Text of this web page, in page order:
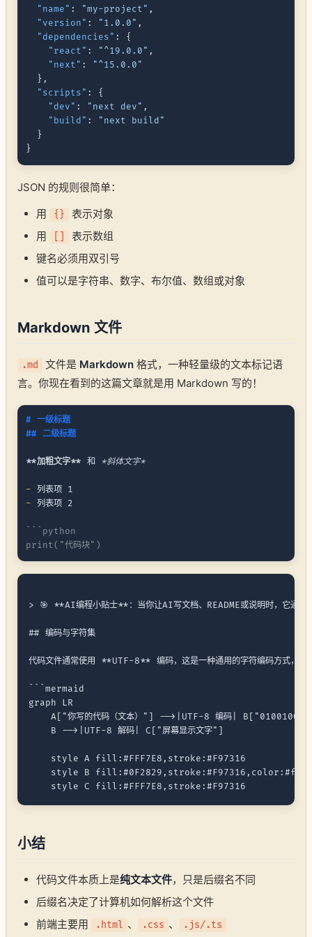
"name" : "my-project" ,
"version" : "1.0.0" ,
"dependencies" :
{
"react" : "^19.0.0" ,
"next" :
"^15.0.0"
} ,
"scripts" :
{
"dev" : "next dev" ,
"build" :
"next build"
}
}
JSON 的规则很简单：
用
{}
表示对象
用
表示数组
键名必须用双引号
值可以是字符串、数字、布尔值、数组或对象
Markdown 文件
.md 文件是 Markdown 格式，一种轻量级的文本标记语
言。你现在看到的这篇文章就是用 Markdown 写的！
# 一级标题
## 二级标题
**加粗文字** 和 *斜体文字*
-
- 列表项 2
```python
> 🎯 **AI编程小贴士**：当你让AI写文档、README或说明时，它通
## 编码与字符集
代码文件通常使用 **UTF-8** 编码，这是一种通用的字符编码方式，能
```mermaid
graph LR
A["你写的代码（文本）"] -->|UTF-8 编码| B["01001000
    B -->|UTF-8 解码| C["屏幕显示文字"]
    style A fill:#FFF7E8,stroke:#F97316
    style B fill:#0F2829,stroke:#F97316,color:#fff
小结
代码文件本质上是纯文本文件，只是后缀名不同
后缀名决定了计算机如何解析这个文件
前端主要用
.html 、 .css 、
.js/.ts